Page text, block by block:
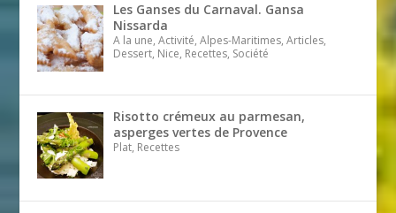
Les Ganses du Carnaval. Gansa
Nissarda
A la une, Activité, Alpes-Maritimes, Articles,
Dessert, Nice, Recettes, Société
Risotto crémeux au parmesan,
asperges vertes de Provence
Plat, Recettes